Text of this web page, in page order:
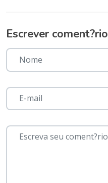
Escrever coment?rio